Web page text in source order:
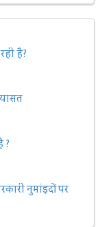
है?
?
नुमांइदों पर